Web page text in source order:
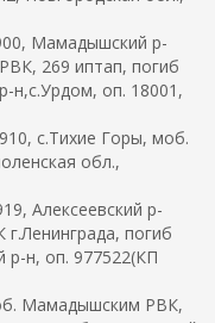
Мамадышский р-
269 иптап, погиб
н,с.Урдом, оп. 18001,
с.Тихие Горы, моб.
обл.,
Алексеевский р-
погиб
р-н, оп. 977522(КП
Мамадышским РВК,